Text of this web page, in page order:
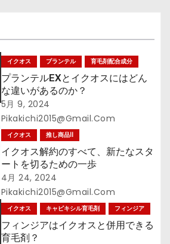
イクオス プランテル 育毛剤配合成分
プランテルEXとイクオスにはどん
な違いがあるのか？
5月 9, 2024
Pikakichi2015@gmail.com
イクオス 推し商品II
イクオス解約のすべて、新たなスタ
ートを切るための一歩
4月 24, 2024
Pikakichi2015@gmail.com
イクオス キャピキシル育毛剤 フィンジア
フィンジアはイクオスと併用できる
育毛剤？